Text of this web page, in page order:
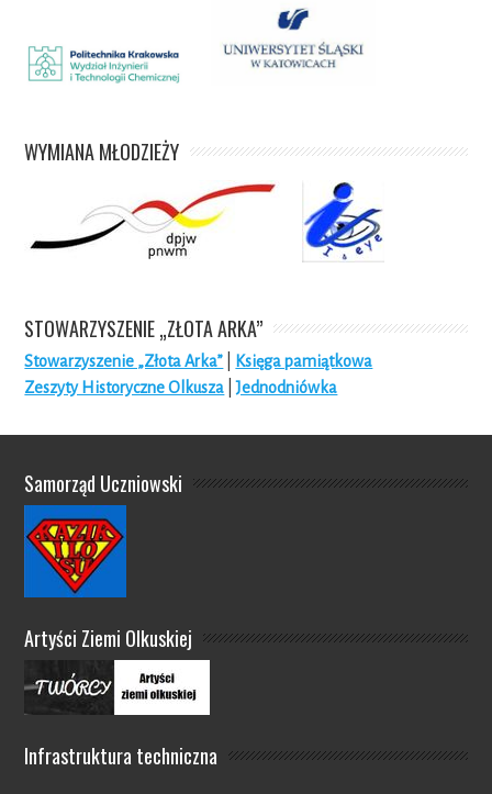
WYMIANA MŁODZIEŻY
STOWARZYSZENIE „ZŁOTA ARKA”
Stowarzyszenie „Złota Arka”
Księga pamiątkowa
Zeszyty Historyczne Olkusza |Jednodniówka
Samorząd Uczniowski
Artyści Ziemi Olkuskiej
Infrastruktura techniczna